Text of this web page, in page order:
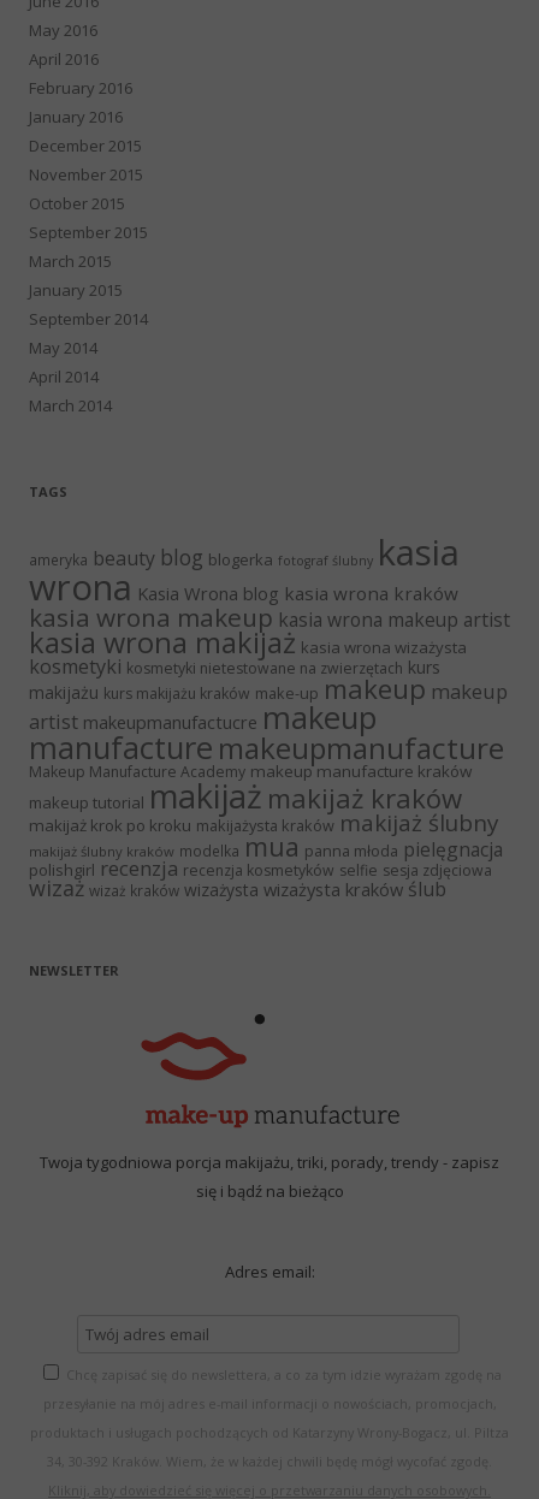
May 2016
April 2016
February 2016
January 2016
December 2015
November 2015
October 2015
September 2015
March 2015
January 2015
September 2014
May 2014
April 2014
March 2014
TAGS
ameryka beauty blog blogerka fotograf ślubny kasia
wrona Kasia Wrona blog kasia wrona kraków
kasia wrona makeup kasia wrona makeup artist
kasia wrona makijaż kasia wrona wizażysta
kosmetyki kosmetyki nietestowane na zwierzętach kurs
makijażu kurs makijażu kraków make-up makeup makeup
artist makeupmanufactucre makeup
manufacture makeupmanufacture
Makeup Manufacture Academy makeup manufacture kraków
makeup tutorial makijaż makijaż kraków
makijaż krok po kroku makijażysta kraków makijaż ślubny
makijaż ślubny kraków modelka mua panna młoda pielęgnacja
polishgirl recenzja recenzja kosmetyków selfie sesja zdjęciowa
wizaż wizaż kraków wizażysta wizażysta kraków ślub
NEWSLETTER
Twoja tygodniowa porcja makijażu, triki, porady, trendy - zapisz
się i bądź na bieżąco
Adres email:
Chcę zapisać się do newslettera, a co za tym idzie wyrażam zgodę na
przesyłanie na mój adres e-mail informacji o nowościach, promocjach,
produktach i usługach pochodzących od Katarzyny Wrony-Bogacz, ul. Piltza
34, 30-392 Kraków. Wiem, że w każdej chwili będę mógł wycofać zgodę.
Kliknij, aby dowiedzieć się więcej o przetwarzaniu danych osobowych.